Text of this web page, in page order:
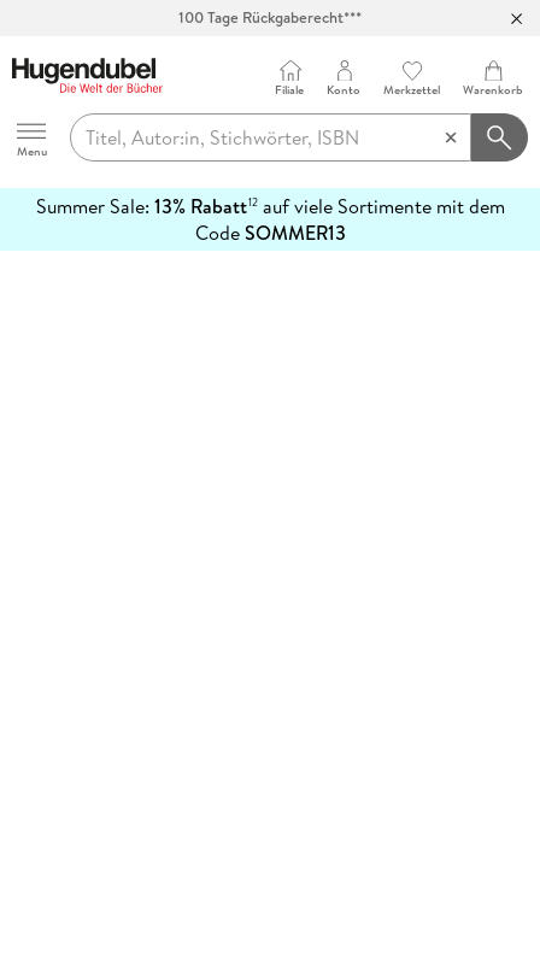
100 Tage Rückgaberecht***
Hugendubel
Menu
Filiale Konto Merkzettel Warenkorb
Summer Sale: 13% Rabatt12auf viele Sortimente mit dem
CodeSOMMER13
erfahren